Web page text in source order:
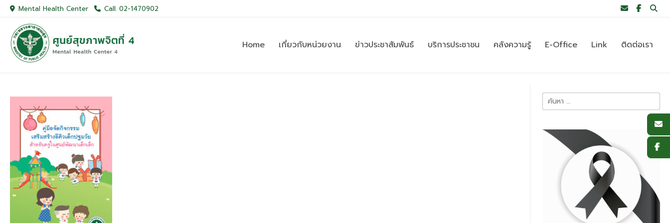
Skip
content
Mental Health Center Call. 02-1470902
Home เกี่ยวกับหน่วยงาน ข่าวประชาสัมพันธ์ บริการประชาชน คลังความรู้ E-Office Link ติดต่อเรา
ค้นหา
สำหรับ: